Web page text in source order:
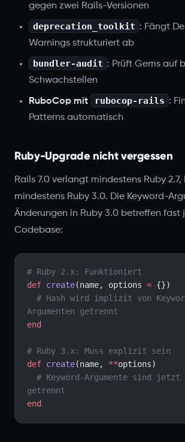
gegen zwei Rails-Versionen
deprecation_toolkit : Fängt
Warnings strukturiert ab
bundler-audit : Prüft Gems auf
Schwachstellen
RuboCop mit rubocop-rails :
Patterns automatisch
Ruby-Upgrade nicht vergessen
Rails 7.0 verlangt mindestens Ruby 2.7,
mindestens Ruby 3.0. Die Keyword-
Änderungen in Ruby 3.0 betreffen fast
Codebase:
# Ruby 2.x: Funktioniert
def create(name, options = {})
Argumenten getrennt
end
# Ruby 3.x: Muss explizit sein
def create(name, **options)
getrennt
end